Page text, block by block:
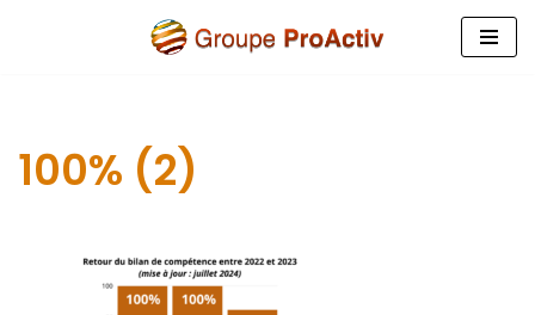
100% (2)